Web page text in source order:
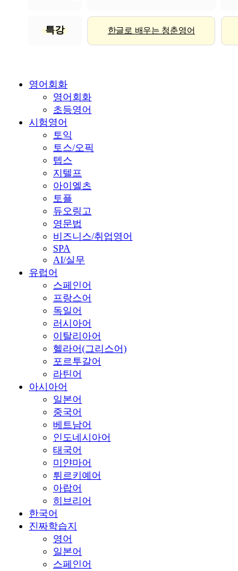
특강 한글로 배우는 청춘영어
영어회화
영어회화
초등영어
시험영어
토익
토스/오픽
텝스
지텔프
아이엘츠
토플
듀오링고
영문법
비즈니스/취업영어
SPA
AI/실무
유럽어
스페인어
프랑스어
독일어
러시아어
이탈리아어
헬라어(그리스어)
포르투갈어
라틴어
아시아어
일본어
중국어
베트남어
인도네시아어
태국어
미얀마어
튀르키예어
아랍어
히브리어
한국어
진짜학습지
영어
일본어
스페인어